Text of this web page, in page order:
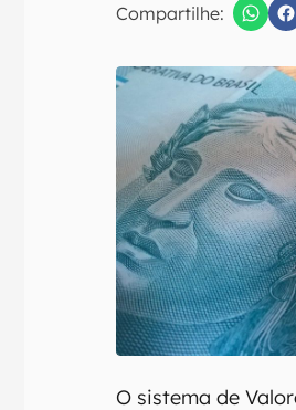
Compartilhe:
Confirmo que
O sistema de